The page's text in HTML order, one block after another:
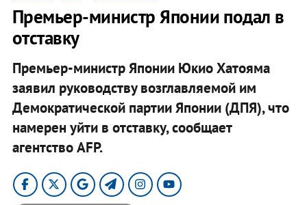
Премьер-министр Японии подал в
отставку
Премьер-министр Японии Юкио Хатояма
заявил руководству возглавляемой им
Демократической партии Японии (ДПЯ), что
намерен уйти в отставку, сообщает
агентство AFP.